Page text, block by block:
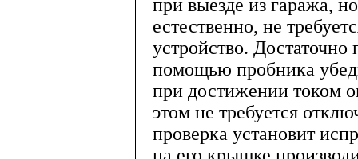
при выезде из гаража,
естественно, не
устройство.
помощью пробника
при достижении током
этом не требуется
проверка установит